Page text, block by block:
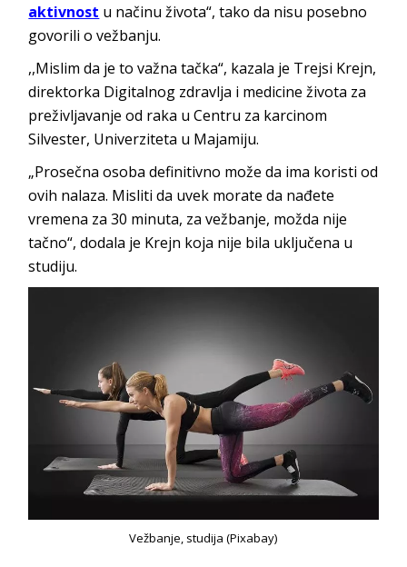
aktivnost u načinu života“, tako da nisu posebno
govorili o vežbanju.
,,Mislim da je to važna tačka“, kazala je Trejsi Krejn,
direktorka Digitalnog zdravlja i medicine života za
preživljavanje od raka u Centru za karcinom
Silvester, Univerziteta u Majamiju.
„Prosečna osoba definitivno može da ima koristi od
ovih nalaza. Misliti da uvek morate da nađete
vremena za 30 minuta, za vežbanje, možda nije
tačno“, dodala je Krejn koja nije bila uključena u
studiju.
Vežbanje, studija (Pixabay)